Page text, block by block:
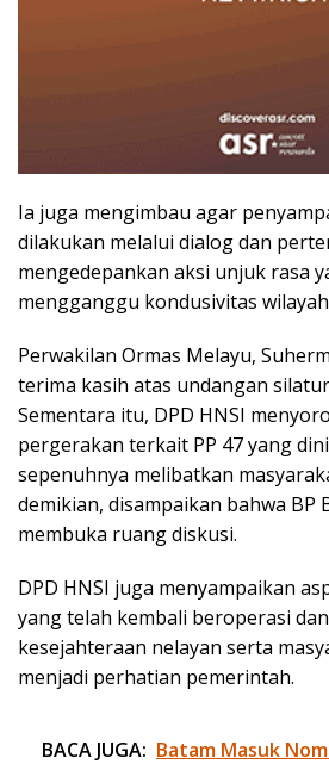
Ia juga mengimbau agar
dilakukan melalui dialog dan
mengedepankan aksi unjuk rasa
mengganggu kondusivitas
Perwakilan Ormas Melayu,
terima kasih atas undangan
Sementara itu, DPD HNSI
pergerakan terkait PP 47 yang
sepenuhnya melibatkan
demikian, disampaikan bahwa BP
membuka ruang diskusi.
DPD HNSI juga menyampaikan
yang telah kembali beroperasi
kesejahteraan nelayan serta
menjadi perhatian pemerintah.
BACA JUGA: Batam Masuk